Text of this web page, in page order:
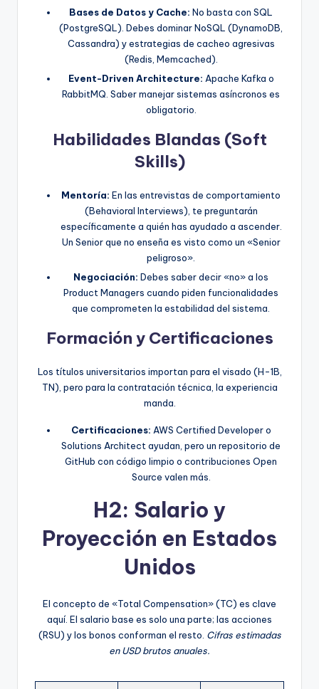
Bases de Datos y Cache: No basta con SQL
(PostgreSQL). Debes dominar NoSQL (DynamoDB,
Cassandra) y estrategias de cacheo agresivas
(Redis, Memcached).
Event-Driven Architecture: Apache Kafka o
RabbitMQ. Saber manejar sistemas asíncronos es
obligatorio.
Habilidades Blandas (Soft
Skills)
Mentoría: En las entrevistas de comportamiento
(Behavioral Interviews), te preguntarán
específicamente a quién has ayudado a ascender.
Un Senior que no enseña es visto como un «Senior
peligroso».
Negociación: Debes saber decir «no» a los
Product Managers cuando piden funcionalidades
que comprometen la estabilidad del sistema.
Formación y Certificaciones
Los títulos universitarios importan para el visado (H-1B,
TN), pero para la contratación técnica, la experiencia
manda.
Certificaciones: AWS Certified Developer o
Solutions Architect ayudan, pero un repositorio de
GitHub con código limpio o contribuciones Open
Source valen más.
H2: Salario y
Proyección en Estados
Unidos
El concepto de «Total Compensation» (TC) es clave
aquí. El salario base es solo una parte; las acciones
(RSU) y los bonos conforman el resto. Cifras estimadas
en USD brutos anuales.